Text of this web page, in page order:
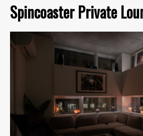
Spincoaster Private